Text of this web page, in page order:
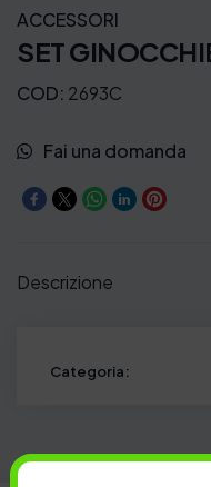
ACCESSORI
SET
COD: 2693C
Fai una domanda
Descrizione
Categoria: